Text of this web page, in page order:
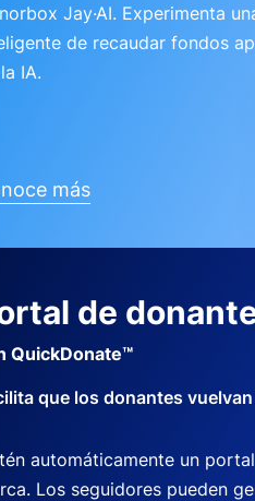
Jay·AI. Experimenta
de recaudar fondos
IA.
más
de
QuickDonate™
que los donantes
automáticamente un
Los seguidores pueden